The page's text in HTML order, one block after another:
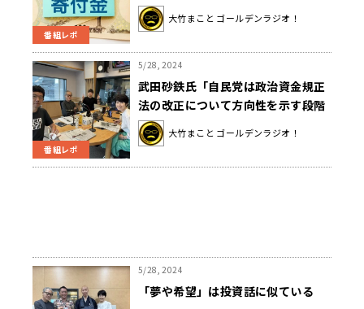
番組レポ
いくらいの抜け穴という意味合いで
は」
大竹まこと ゴールデンラジオ！
番組レポ
5/28, 2024
武田砂鉄氏「自民党は政治資金規正
法の改正について方向性を示す段階
にない」
大竹まこと ゴールデンラジオ！
5/28, 2024
「夢や希望」は投資話に似ている